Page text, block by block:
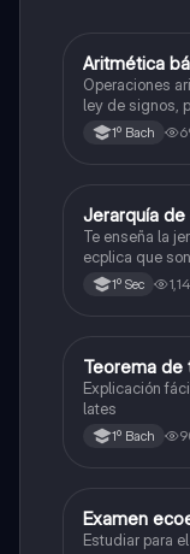
Matemáticas
Aritmética
Operaciones
ley de signos,
admisión a la
1º Bach
Matemáticas
Jerarquía
Te enseña la
ecplica que
1º Sec
Matemáticas
Teorema de
Explicación
lates
1º Bach
Español
Examen
Estudiar para